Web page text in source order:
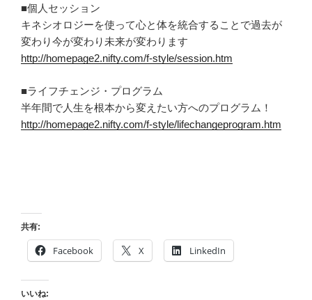
■個人セッション
キネシオロジーを使って心と体を統合することで過去が
変わり今が変わり未来が変わります
http://homepage2.nifty.com/f-style/session.htm
■ライフチェンジ・プログラム
半年間で人生を根本から変えたい方へのプログラム！
http://homepage2.nifty.com/f-style/lifechangeprogram.htm
共有:
Facebook X LinkedIn
いいね: